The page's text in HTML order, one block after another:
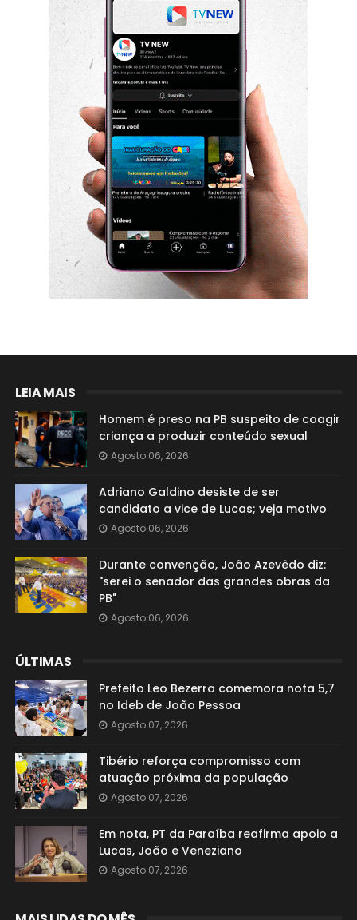
LEIA MAIS
Homem é preso na PB suspeito de coagir
criança a produzir conteúdo sexual
Agosto 06, 2026
Adriano Galdino desiste de ser
candidato a vice de Lucas; veja motivo
Agosto 06, 2026
Durante convenção, João Azevêdo diz:
"serei o senador das grandes obras da
PB"
Agosto 06, 2026
ÚLTIMAS
Prefeito Leo Bezerra comemora nota 5,7
no Ideb de João Pessoa
Agosto 07, 2026
Tibério reforça compromisso com
atuação próxima da população
Agosto 07, 2026
Em nota, PT da Paraíba reafirma apoio a
Lucas, João e Veneziano
Agosto 07, 2026